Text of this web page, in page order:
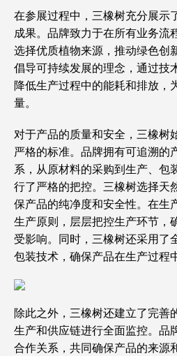
在参展过程中，三橡树充分展示
成果。品牌致力于在所有业务流
选择优质植物来源，推动绿色创
倡导可持续发展的理念，通过技
降低生产过程中的能耗和排放，
量。
对于产品的质量和安全，三橡树
严格的标准。品牌拥有可追溯的
系，从原材料的采购到生产、包
行了严格的把控。三橡树选择天
保产品的纯净度和安全性。在生
生产原则，层层把控生产环节，
受影响。同时，三橡树还采用了
包装技术，确保产品在生产过程
除此之外，三橡树还建立了完善
生产和供应链进行全面监控。品
合作关系，共同确保产品的来源